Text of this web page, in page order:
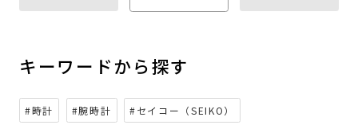
キーワードから探す
#時計 #腕時計 #セイコー（SEIKO）